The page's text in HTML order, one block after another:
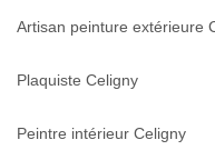
Artisan peinture extérieure
Plaquiste Celigny
Peintre intérieur Celigny